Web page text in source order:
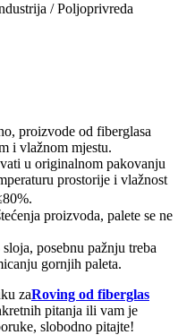
/ Poljoprivreda
proizvode od fiberglasa
i vlažnom mjestu.
u originalnom pakovanju
prostorije i vlažnost
proizvoda, palete se ne
posebnu pažnju treba
gornjih paleta.
zaRoving od fiberglas
pitanja ili vam je
slobodno pitajte!